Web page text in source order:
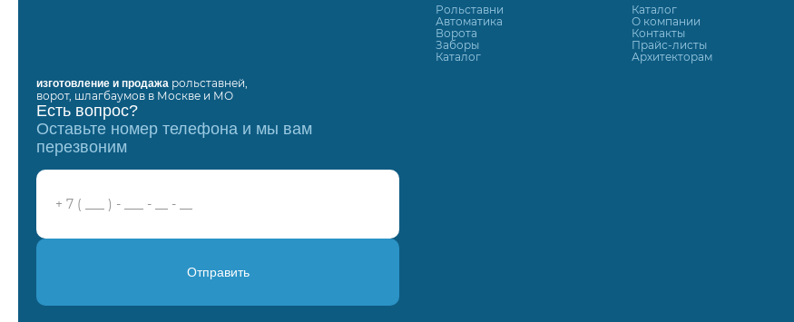
изготовление и продажа рольставней,
ворот, шлагбаумов в Москве и МО
Есть вопрос?
Оставьте номер телефона и мы вам
перезвоним
Отправить
Рольставни
Автоматика
Ворота
Заборы
Каталог
Каталог
О компании
Контакты
Прайс-листы
Архитекторам